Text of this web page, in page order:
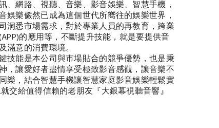
、網路、視聽、音樂、影音娛樂、智慧手機，
娛樂儼然已成為這個世代所嚮往的娛樂世界，
洞悉市場需求，對於專業人員的再教育，跨業
的應用等，不斷提升技能，就是要提供音
意的消費環境。
技能是本公司與市場貼合的競爭優勢，也是秉
，讓愛好者盡情享受極致影音感觀，讓音樂不
樂，結合智慧手機讓智慧家庭影音娛樂輕鬆實
交給值得信賴的老朋友『大銀幕視聽音響』